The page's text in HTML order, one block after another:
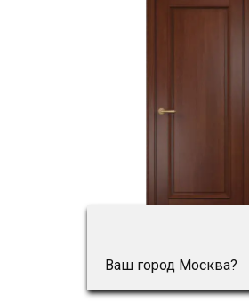
Ваш город Москва?